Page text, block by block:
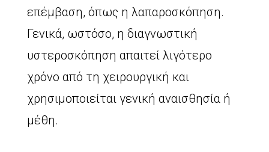
επέμβαση, όπως η λαπαροσκόπηση.
Γενικά, ωστόσο, η διαγνωστική
υστεροσκόπηση απαιτεί λιγότερο
χρόνο από τη χειρουργική και
χρησιμοποιείται γενική αναισθησία ή
μέθη.